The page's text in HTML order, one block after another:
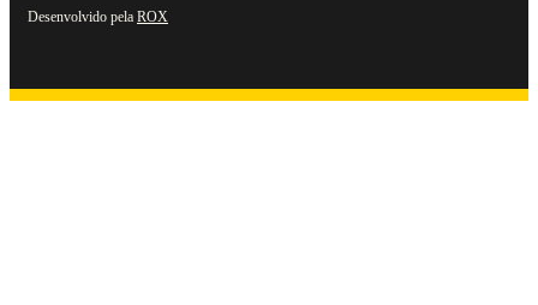
Desenvolvido pela ROX